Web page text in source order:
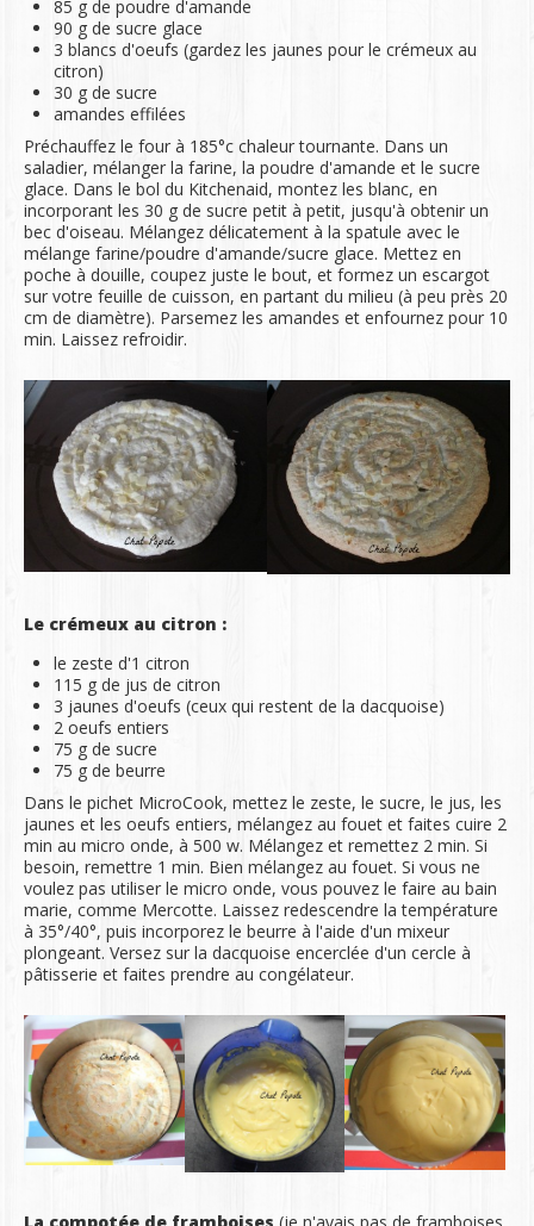
85 g de poudre d'amande
90 g de sucre glace
3 blancs d'oeufs (gardez les jaunes pour le crémeux au
citron)
30 g de sucre
amandes effilées
Préchauffez le four à 185°c chaleur tournante. Dans un
saladier, mélanger la farine, la poudre d'amande et le sucre
glace. Dans le bol du Kitchenaid, montez les blanc, en
incorporant les 30 g de sucre petit à petit, jusqu'à obtenir un
bec d'oiseau. Mélangez délicatement à la spatule avec le
mélange farine/poudre d'amande/sucre glace. Mettez en
poche à douille, coupez juste le bout, et formez un escargot
sur votre feuille de cuisson, en partant du milieu (à peu près 20
cm de diamètre). Parsemez les amandes et enfournez pour 10
min. Laissez refroidir.
Le crémeux au citron :
le zeste d'1 citron
115 g de jus de citron
3 jaunes d'oeufs (ceux qui restent de la dacquoise)
2 oeufs entiers
75 g de sucre
75 g de beurre
Dans le pichet MicroCook, mettez le zeste, le sucre, le jus, les
jaunes et les oeufs entiers, mélangez au fouet et faites cuire 2
min au micro onde, à 500 w. Mélangez et remettez 2 min. Si
besoin, remettre 1 min. Bien mélangez au fouet. Si vous ne
voulez pas utiliser le micro onde, vous pouvez le faire au bain
marie, comme Mercotte. Laissez redescendre la température
à 35°/40°, puis incorporez le beurre à l'aide d'un mixeur
plongeant. Versez sur la dacquoise encerclée d'un cercle à
pâtisserie et faites prendre au congélateur.